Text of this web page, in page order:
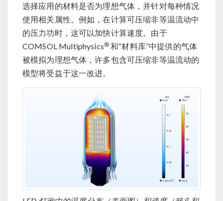
选择应用的材料是否为理想气体，并针对每种情况
使用相关属性。例如，在计算可压缩非等温流动中
的压力功时，这可以加快计算速度。由于
COMSOL Multiphysics® 和“材料库”中提供的气体
被模拟为理想气体，许多包含可压缩非等温流动的
模型将受益于这一改进。